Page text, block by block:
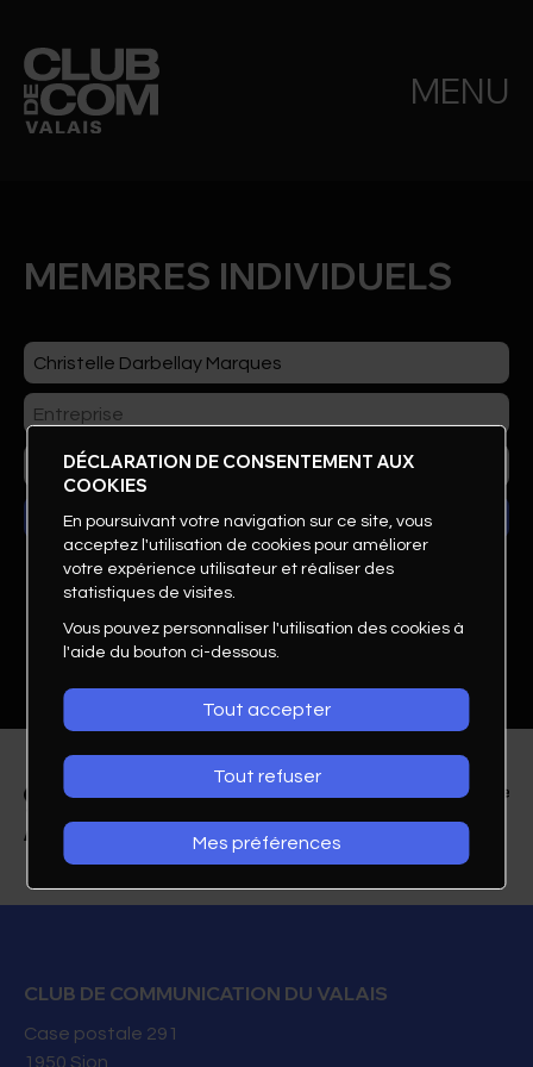
MENU
MEMBRES INDIVIDUELS
des thématiques
CLUB DE COMMUNICATION DU VALAIS
Case postale 291
1950 Sion
DÉCLARATION DE CONSENTEMENT AUX
COOKIES
En poursuivant votre navigation sur ce site, vous
acceptez l'utilisation de cookies pour améliorer
votre expérience utilisateur et réaliser des
statistiques de visites.
Vous pouvez personnaliser l'utilisation des cookies à
l'aide du bouton ci-dessous.
Tout accepter
Tout refuser
Mes préférences